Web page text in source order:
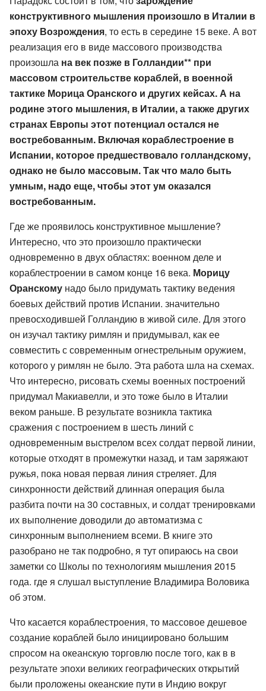
конструктивного мышления произошло в Италии в
эпоху Возрождения, то есть в середине 15 веке. А вот
реализация его в виде массового производства
произошла на век позже в Голландии** при
массовом строительстве кораблей, в военной
тактике Морица Оранского и других кейсах. А на
родине этого мышления, в Италии, а также других
странах Европы этот потенциал остался не
востребованным. Включая кораблестроение в
Испании, которое предшествовало голландскому,
однако не было массовым. Так что мало быть
умным, надо еще, чтобы этот ум оказался
востребованным.
Где же проявилось конструктивное мышление?
Интересно, что это произошло практически
одновременно в двух областях: военном деле и
кораблестроении в самом конце 16 века. Морицу
Оранскому надо было придумать тактику ведения
боевых действий против Испании. значительно
превосходившей Голландию в живой силе. Для этого
он изучал тактику римлян и придумывал, как ее
совместить с современным огнестрельным оружием,
которого у римлян не было. Эта работа шла на схемах.
Что интересно, рисовать схемы военных построений
придумал Макиавелли, и это тоже было в Италии
веком раньше. В результате возникла тактика
сражения с построением в шесть линий с
одновременным выстрелом всех солдат первой линии,
которые отходят в промежутки назад, и там заряжают
ружья, пока новая первая линия стреляет. Для
синхронности действий длинная операция была
разбита почти на 30 составных, и солдат тренировками
их выполнение доводили до автоматизма с
синхронным выполнением всеми. В книге это
разобрано не так подробно, я тут опираюсь на свои
заметки со Школы по технологиям мышления 2015
года. где я слушал выступление Владимира Воловика
об этом.
Что касается кораблестроения, то массовое дешевое
создание кораблей было инициировано большим
спросом на океанскую торговлю после того, как в в
результате эпохи великих географических открытий
были проложены океанские пути в Индию вокруг